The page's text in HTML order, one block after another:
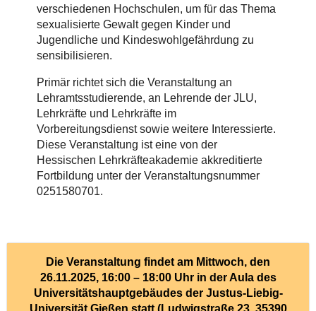
verschiedenen Hochschulen, um für das Thema
sexualisierte Gewalt gegen Kinder und
Jugendliche und Kindeswohlgefährdung zu
sensibilisieren.
Primär richtet sich die Veranstaltung an
Lehramtsstudierende, an Lehrende der JLU,
Lehrkräfte und Lehrkräfte im
Vorbereitungsdienst sowie weitere Interessierte.
Diese Veranstaltung ist eine von der
Hessischen Lehrkräfteakademie akkreditierte
Fortbildung unter der Veranstaltungsnummer
0251580701.
Die Veranstaltung findet am Mittwoch, den
26.11.2025, 16:00 – 18:00 Uhr in der Aula des
Universitätshauptgebäudes der Justus-Liebig-
Universität Gießen statt (Ludwigstraße 23, 35390